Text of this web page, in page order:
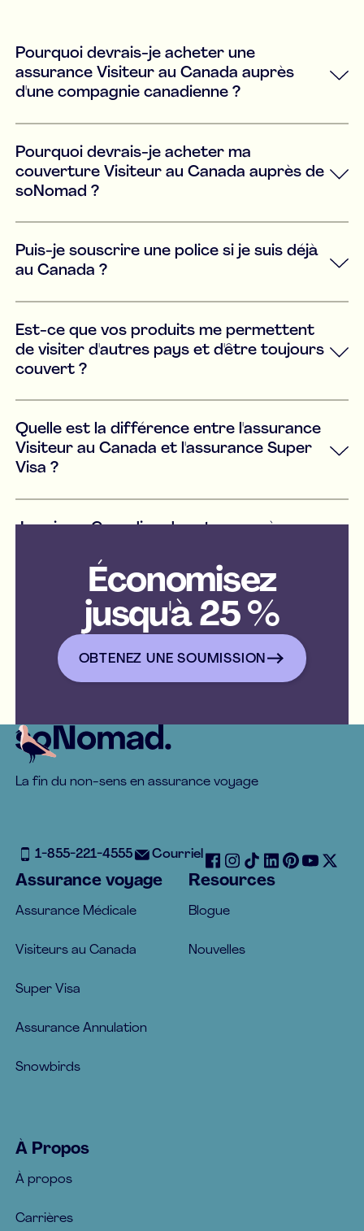
Pourquoi devrais-je acheter une
assurance Visiteur au Canada auprès
d'une compagnie canadienne ?
Pourquoi devrais-je acheter ma
couverture Visiteur au Canada auprès de
soNomad ?
Puis-je souscrire une police si je suis déjà
au Canada ?
Est-ce que vos produits me permettent
de visiter d'autres pays et d'être toujours
couvert ?
Quelle est la différence entre l'assurance
Visiteur au Canada et l'assurance Super
Visa ?
Je suis un Canadien de retour après un
une assurance Visiteur au Canada ?
Économisez
jusqu'à 25 %
OBTENEZ UNE
OBTENEZ UNE SOUMISSION
Footer
La fin du non-sens en assurance voyage
1-855-221-4555 Courriel
Assurance voyage
Assurance Médicale
Visiteurs au Canada
Super Visa
Assurance Annulation
Snowbirds
Resources
Blogue
Nouvelles
À Propos
À propos
Carrières